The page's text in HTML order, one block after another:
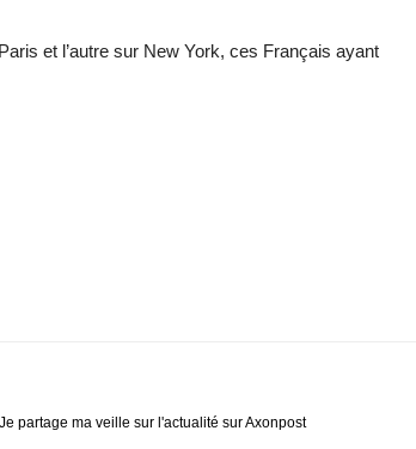
et l’autre sur New York, ces Français ayant
partage ma veille sur l'actualité sur Axonpost